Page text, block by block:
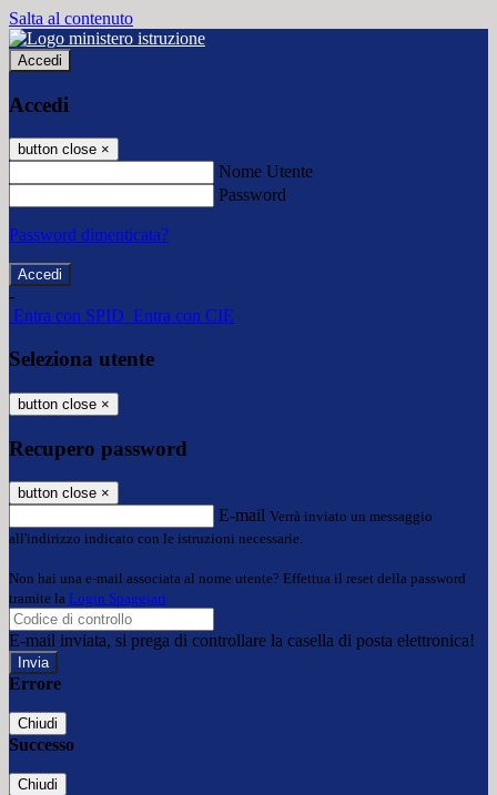
Salta al contenuto
Accedi
Accedi
button close ×
Nome Utente
Password
Password dimenticata?
-
Entra con SPID Entra con CIE
Seleziona utente
button close ×
Recupero password
button close ×
E-mail Verrà inviato un messaggio
all'indirizzo indicato con le istruzioni necessarie.
Non hai una e-mail associata al nome utente? Effettua il reset della password
tramite la Login Spaggiari
E-mail inviata, si prega di controllare la casella di posta elettronica!
Errore
Chiudi
Successo
Chiudi